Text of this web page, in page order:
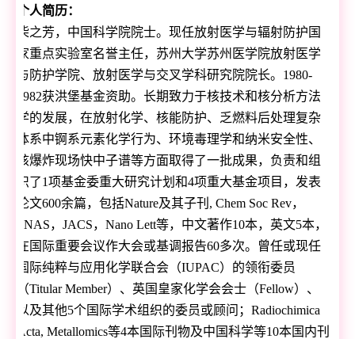
个人简历：
柴之芳，中国科学院院士。现任放射医学与辐射防护国
家重点实验室名誉主任，苏州大学苏州医学院放射医学
与防护学院、放射医学与交叉学科研究院院长。 1980-
1982获洪堡基金资助。长期致力于核技术和核分析方法
学的发展，在放射化学、核能防护、乏燃料后处理复杂
体系中锕系元素化学行为、环境毒理学和纳米安全性、
核爆炸现场快中子谱等方面取得了一批成果，负责和组
织了1项基金委重大研究计划和4项重大基金项目，发表
论文600余篇，包括Nature及其子刊 , Chem Soc Rev，
PNAS，JACS，Nano Lett等，中文著作10本，英文5本，
在国际重要会议作大会或基调报告60多次。曾任或现任
国际纯粹与应用化学联合会（IUPAC）的领衔委员
（Titular Member）、英国皇家化学会会士（Fellow）、
以及其他5个国际学术组织的委员或顾问；Radiochimica
Acta, Metallomics等4本国际刊物及中国科学等10本国内刊